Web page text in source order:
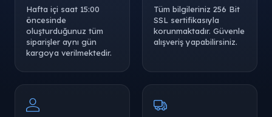
Hafta içi saat 15:00
öncesinde
oluşturduğunuz tüm
siparişler aynı gün
kargoya verilmektedir.
Tüm bilgileriniz 256 Bit
SSL sertifikasıyla
korunmaktadır. Güvenle
alışveriş yapabilirsiniz.